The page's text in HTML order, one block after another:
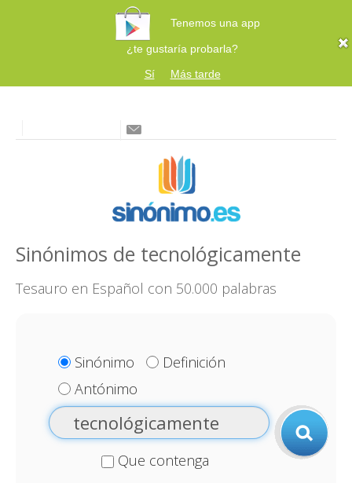
Tenemos una app
¿te gustaría probarla?
Sí
Más tarde
Sinónimos de tecnológicamente
Tesauro en Español con 50.000 palabras
Sinónimo
Definición
Antónimo
Que contenga